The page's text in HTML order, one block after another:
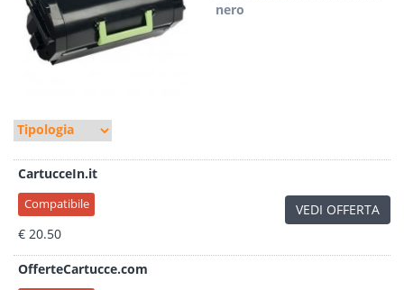
nero
CartucceIn.it
Compatibile
€ 20.50
VEDI OFFERTA
OfferteCartucce.com